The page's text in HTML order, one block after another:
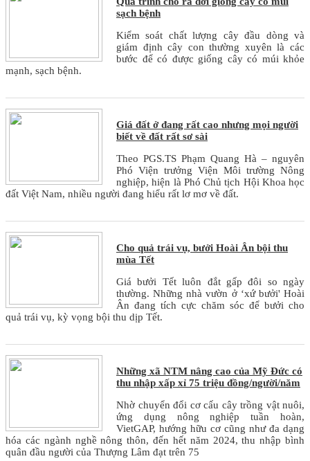
sạch bệnh
Kiểm soát chất lượng cây đầu dòng và
giám định cây con thường xuyên là các
bước để có được giống cây có múi khỏe
mạnh, sạch bệnh.
Giá đất ở đang rất cao nhưng mọi người
biết về đất rất sơ sài
Theo PGS.TS Phạm Quang Hà – nguyên
Phó Viện trưởng Viện Môi trường Nông
nghiệp, hiện là Phó Chủ tịch Hội Khoa học
đất Việt Nam, nhiều người đang hiểu rất lơ mơ về đất.
Cho quả trái vụ, bưởi Hoài Ân bội thu
mùa Tết
Giá bưởi Tết luôn đắt gấp đôi so ngày
thường. Những nhà vườn ở ‘xứ bưởi' Hoài
Ân đang tích cực chăm sóc để bưởi cho
quả trái vụ, kỳ vọng bội thu dịp Tết.
Những xã NTM nâng cao của Mỹ Đức có
thu nhập xấp xỉ 75 triệu đồng/người/năm
Nhờ chuyển đổi cơ cấu cây trồng vật nuôi,
ứng dụng nông nghiệp tuần hoàn,
VietGAP, hướng hữu cơ cũng như đa dạng
hóa các ngành nghề nông thôn, đến hết năm 2024, thu nhập bình
quân đầu người của Thượng Lâm đạt trên 75